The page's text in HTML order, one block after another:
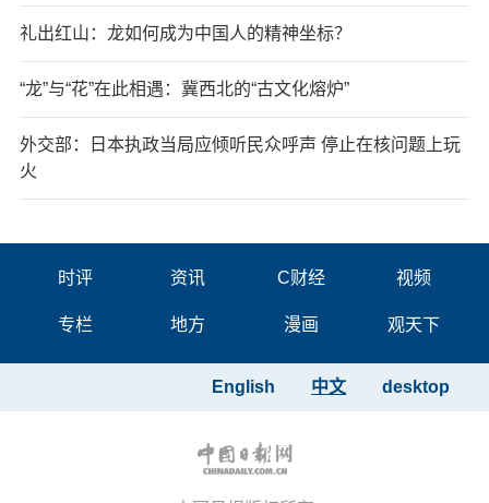
礼出红山：龙如何成为中国人的精神坐标？
“龙”与“花”在此相遇：冀西北的“古文化熔炉”
外交部：日本执政当局应倾听民众呼声 停止在核问题上玩
火
时评 资讯 C财经 视频
专栏 地方 漫画 观天下
desktop
中文
English